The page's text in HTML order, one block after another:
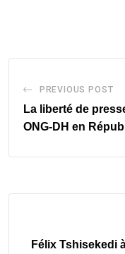
PREVIOUS POST
La liberté de
ONG-DH en
Félix Tshisekedi